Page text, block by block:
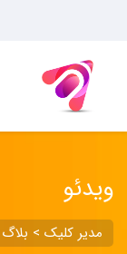
ویدئو
مدیر کلیک > بلاگ